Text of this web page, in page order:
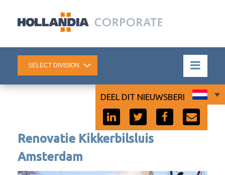
Renovatie Kikkerbilsluis
Amsterdam
DEEL DIT NIEUWSBERICHT: